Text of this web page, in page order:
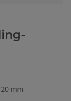
mm